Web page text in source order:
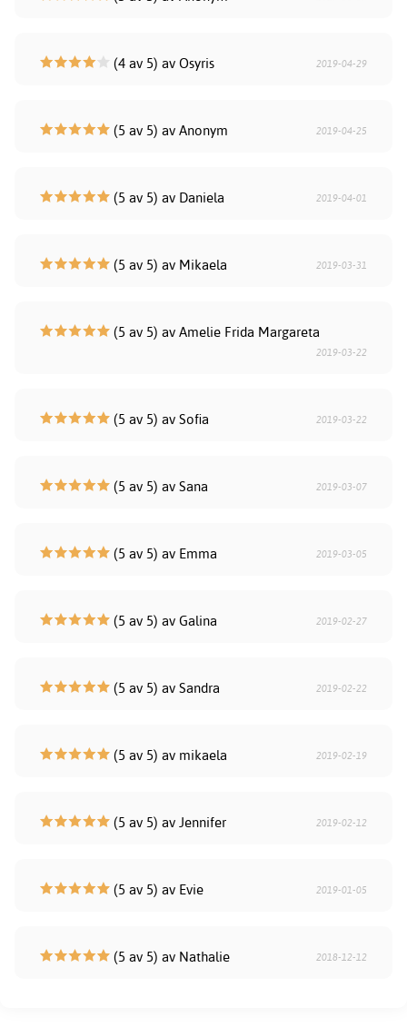
(4 av 5) av Osyris 2019-04-29
(5 av 5) av Anonym 2019-04-25
(5 av 5) av Daniela 2019-04-01
(5 av 5) av Mikaela 2019-03-31
(5 av 5) av Amelie Frida Margareta
2019-03-22
(5 av 5) av Sofia 2019-03-22
(5 av 5) av Sana 2019-03-07
(5 av 5) av Emma 2019-03-05
(5 av 5) av Galina 2019-02-27
(5 av 5) av Sandra 2019-02-22
(5 av 5) av mikaela 2019-02-19
(5 av 5) av Jennifer 2019-02-12
(5 av 5) av Evie 2019-01-05
(5 av 5) av Nathalie 2018-12-12